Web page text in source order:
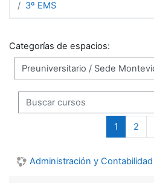
3º EMS
Categorías de espacios:
Buscar cursos
1 (actual)
2
Administración y Contabilidad